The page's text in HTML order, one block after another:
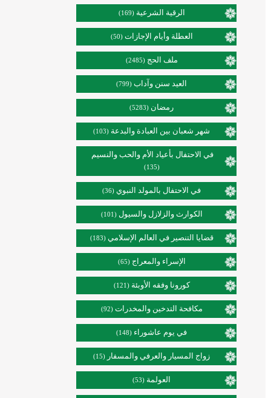
الرقية الشرعية (169)
العطلة وأيام الإجازات (50)
ملف الحج (2485)
العيد سنن وآداب (799)
رمضان (5283)
شهر شعبان بين العبادة والبدعة (103)
في الاحتفال بأعياد الأم والحب والنسيم
(135)
في الاحتفال بالمولد النبوي (36)
الكوارث والزلازل والسيول (101)
قضايا التنصير في العالم الإسلامي (183)
الإسراء والمعراج (65)
كورونا وفقه الأوبئة (121)
مكافحة التدخين والمخدرات (92)
في يوم عاشوراء (148)
زواج المسيار والعرفي والمسفار (15)
العولمة (53)